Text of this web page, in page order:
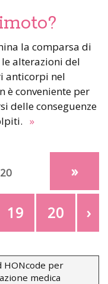
la comparsa di
alterazioni del
anticorpi nel
è conveniente per
delle conseguenze
»
19 20 ›
»
HONcode per
medica